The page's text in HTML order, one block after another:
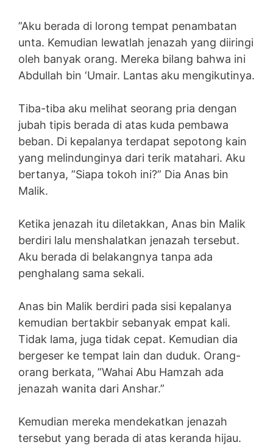
”Aku berada di lorong tempat penambatan
unta. Kemudian lewatlah jenazah yang diiringi
oleh banyak orang. Mereka bilang bahwa ini
Abdullah bin ‘Umair. Lantas aku mengikutinya.
Tiba-tiba aku melihat seorang pria dengan
jubah tipis berada di atas kuda pembawa
beban. Di kepalanya terdapat sepotong kain
yang melindunginya dari terik matahari. Aku
bertanya, ”Siapa tokoh ini?” Dia Anas bin
Malik.
Ketika jenazah itu diletakkan, Anas bin Malik
berdiri lalu menshalatkan jenazah tersebut.
Aku berada di belakangnya tanpa ada
penghalang sama sekali.
Anas bin Malik berdiri pada sisi kepalanya
kemudian bertakbir sebanyak empat kali.
Tidak lama, juga tidak cepat. Kemudian dia
bergeser ke tempat lain dan duduk. Orang-
orang berkata, ”Wahai Abu Hamzah ada
jenazah wanita dari Anshar.”
Kemudian mereka mendekatkan jenazah
tersebut yang berada di atas keranda hijau.